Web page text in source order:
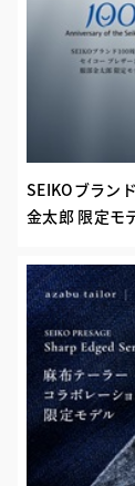
SEIKOブラン
金太郎 限定モ